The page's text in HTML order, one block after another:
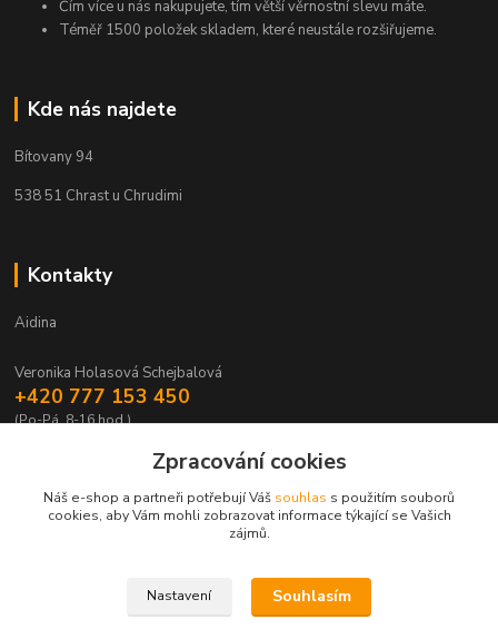
Čím více u nás nakupujete, tím větší věrnostní slevu máte.
Téměř 1500 položek skladem, které neustále rozšiřujeme.
Kde nás najdete
Bítovany 94
538 51 Chrast u Chrudimi
Kontakty
Aidina
Veronika Holasová Schejbalová
+420 777 153 450
(Po-Pá, 8-16 hod.)
eshop@aidina.cz
Upravit sběr cookies.
Zpracování cookies
Náš e-shop a partneři potřebují Váš souhlas s použitím souborů
cookies, aby Vám mohli zobrazovat informace týkající se Vašich
zájmů.
Nastavení Souhlasím